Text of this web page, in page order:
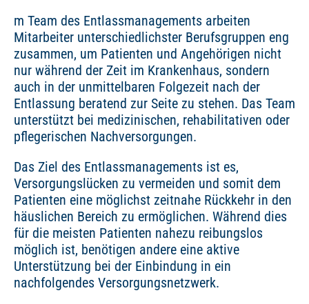
m Team des Entlassmanagements arbeiten
Mitarbeiter unterschiedlichster Berufsgruppen eng
zusammen, um Patienten und Angehörigen nicht
nur während der Zeit im Krankenhaus, sondern
auch in der unmittelbaren Folgezeit nach der
Entlassung beratend zur Seite zu stehen. Das Team
unterstützt bei medizinischen, rehabilitativen oder
pflegerischen Nachversorgungen.
Das Ziel des Entlassmanagements ist es,
Versorgungslücken zu vermeiden und somit dem
Patienten eine möglichst zeitnahe Rückkehr in den
häuslichen Bereich zu ermöglichen. Während dies
für die meisten Patienten nahezu reibungslos
möglich ist, benötigen andere eine aktive
Unterstützung bei der Einbindung in ein
nachfolgendes Versorgungsnetzwerk.